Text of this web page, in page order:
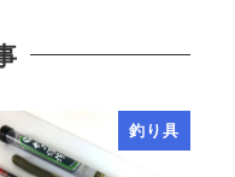
釣り具